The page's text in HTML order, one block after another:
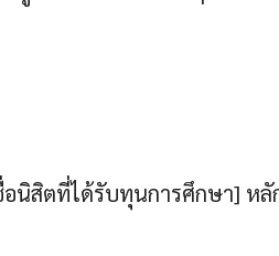
อนิสิตที่ได้รับทุนการศึกษา] ห